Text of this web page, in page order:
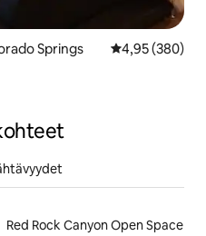
Springs
4,95 (380)
Red Rock Canyon Open Space